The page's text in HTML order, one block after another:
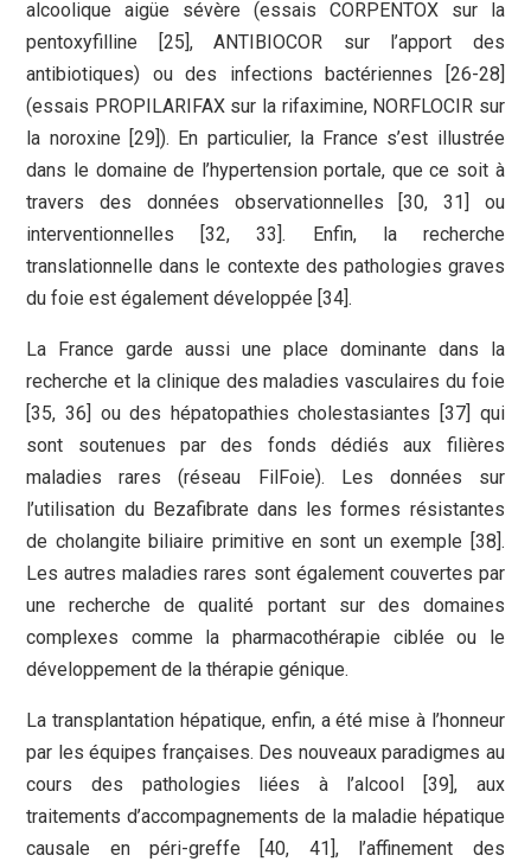
alcoolique aigüe sévère (essais CORPENTOX sur la
pentoxyfilline [25], ANTIBIOCOR sur l’apport des
antibiotiques) ou des infections bactériennes [26-28]
(essais PROPILARIFAX sur la rifaximine, NORFLOCIR sur
la noroxine [29]). En particulier, la France s’est illustrée
dans le domaine de l’hypertension portale, que ce soit à
travers des données observationnelles [30, 31] ou
interventionnelles [32, 33]. Enfin, la recherche
translationnelle dans le contexte des pathologies graves
du foie est également développée [34].
La France garde aussi une place dominante dans la
recherche et la clinique des maladies vasculaires du foie
[35, 36] ou des hépatopathies cholestasiantes [37] qui
sont soutenues par des fonds dédiés aux filières
maladies rares (réseau FilFoie). Les données sur
l’utilisation du Bezafibrate dans les formes résistantes
de cholangite biliaire primitive en sont un exemple [38].
Les autres maladies rares sont également couvertes par
une recherche de qualité portant sur des domaines
complexes comme la pharmacothérapie ciblée ou le
développement de la thérapie génique.
La transplantation hépatique, enfin, a été mise à l’honneur
par les équipes françaises. Des nouveaux paradigmes au
cours des pathologies liées à l’alcool [39], aux
traitements d’accompagnements de la maladie hépatique
causale en péri-greffe [40, 41], l’affinement des